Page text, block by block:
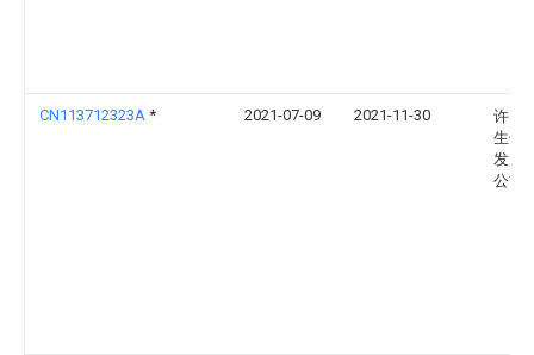
CN113712323A * 2021-07-09 2021-11-30
许昌
生化
发展
公司